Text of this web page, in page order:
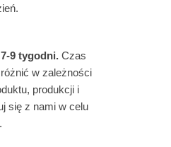
9 tygodni. Czas
w zależności
produkcji i
się z nami w celu